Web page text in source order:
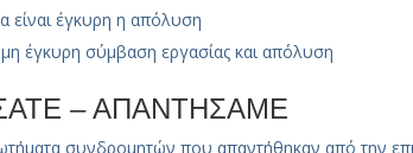
είναι έγκυρη η απόλυση
μη έγκυρη σύμβαση εργασίας και απόλυση
– ΑΠΑΝΤΗΣΑΜΕ
συνδρομητών που απαντήθηκαν από την